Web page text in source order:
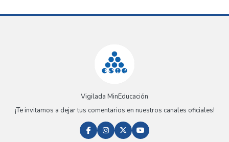
Vigilada MinEducación
¡Te invitamos a dejar tus comentarios en nuestros canales oficiales!